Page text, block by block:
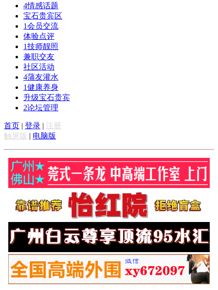
4情感话题
宝石贵宾区
1会员交流
体验点评
1技师靓照
兼职交友
社区活动
4蒲友灌水
1健康养身
升级宝石贵宾
2论坛管理
首页 | 登录 | 注册
触屏版 | 电脑版